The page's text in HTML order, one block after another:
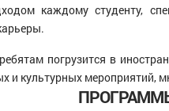
каждому студенту,
погрузится в
и культурных мероприятий,